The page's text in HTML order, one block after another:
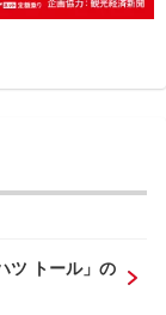
ツ トール」の